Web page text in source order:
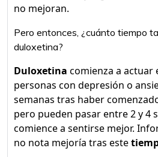
no mejoran.
Pero entonces, ¿cuánto tiempo
duloxetina?
Duloxetina comienza a actuar
personas con depresión o
semanas tras haber
pero pueden pasar entre 2 y 4
comience a sentirse mejor.
no nota mejoría tras este